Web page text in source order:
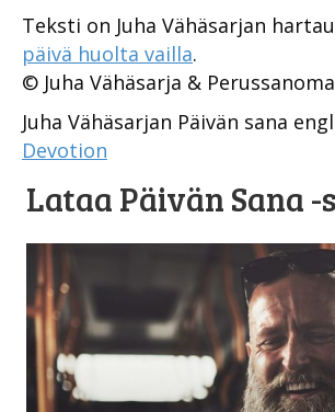
Teksti on Juha Vähäsarjan
päivä huolta vailla.
© Juha Vähäsarja &
Juha Vähäsarjan Päivän sana
Devotion
Lataa Päivän Sana